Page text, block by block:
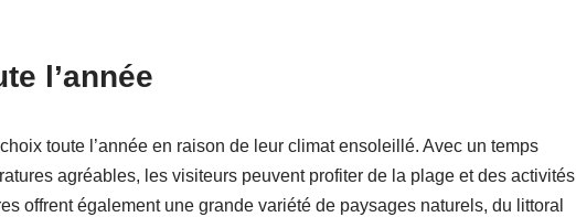
l’année
toute l’année en raison de leur climat ensoleillé. Avec un temps
agréables, les visiteurs peuvent profiter de la plage et des activités
offrent également une grande variété de paysages naturels, du littoral